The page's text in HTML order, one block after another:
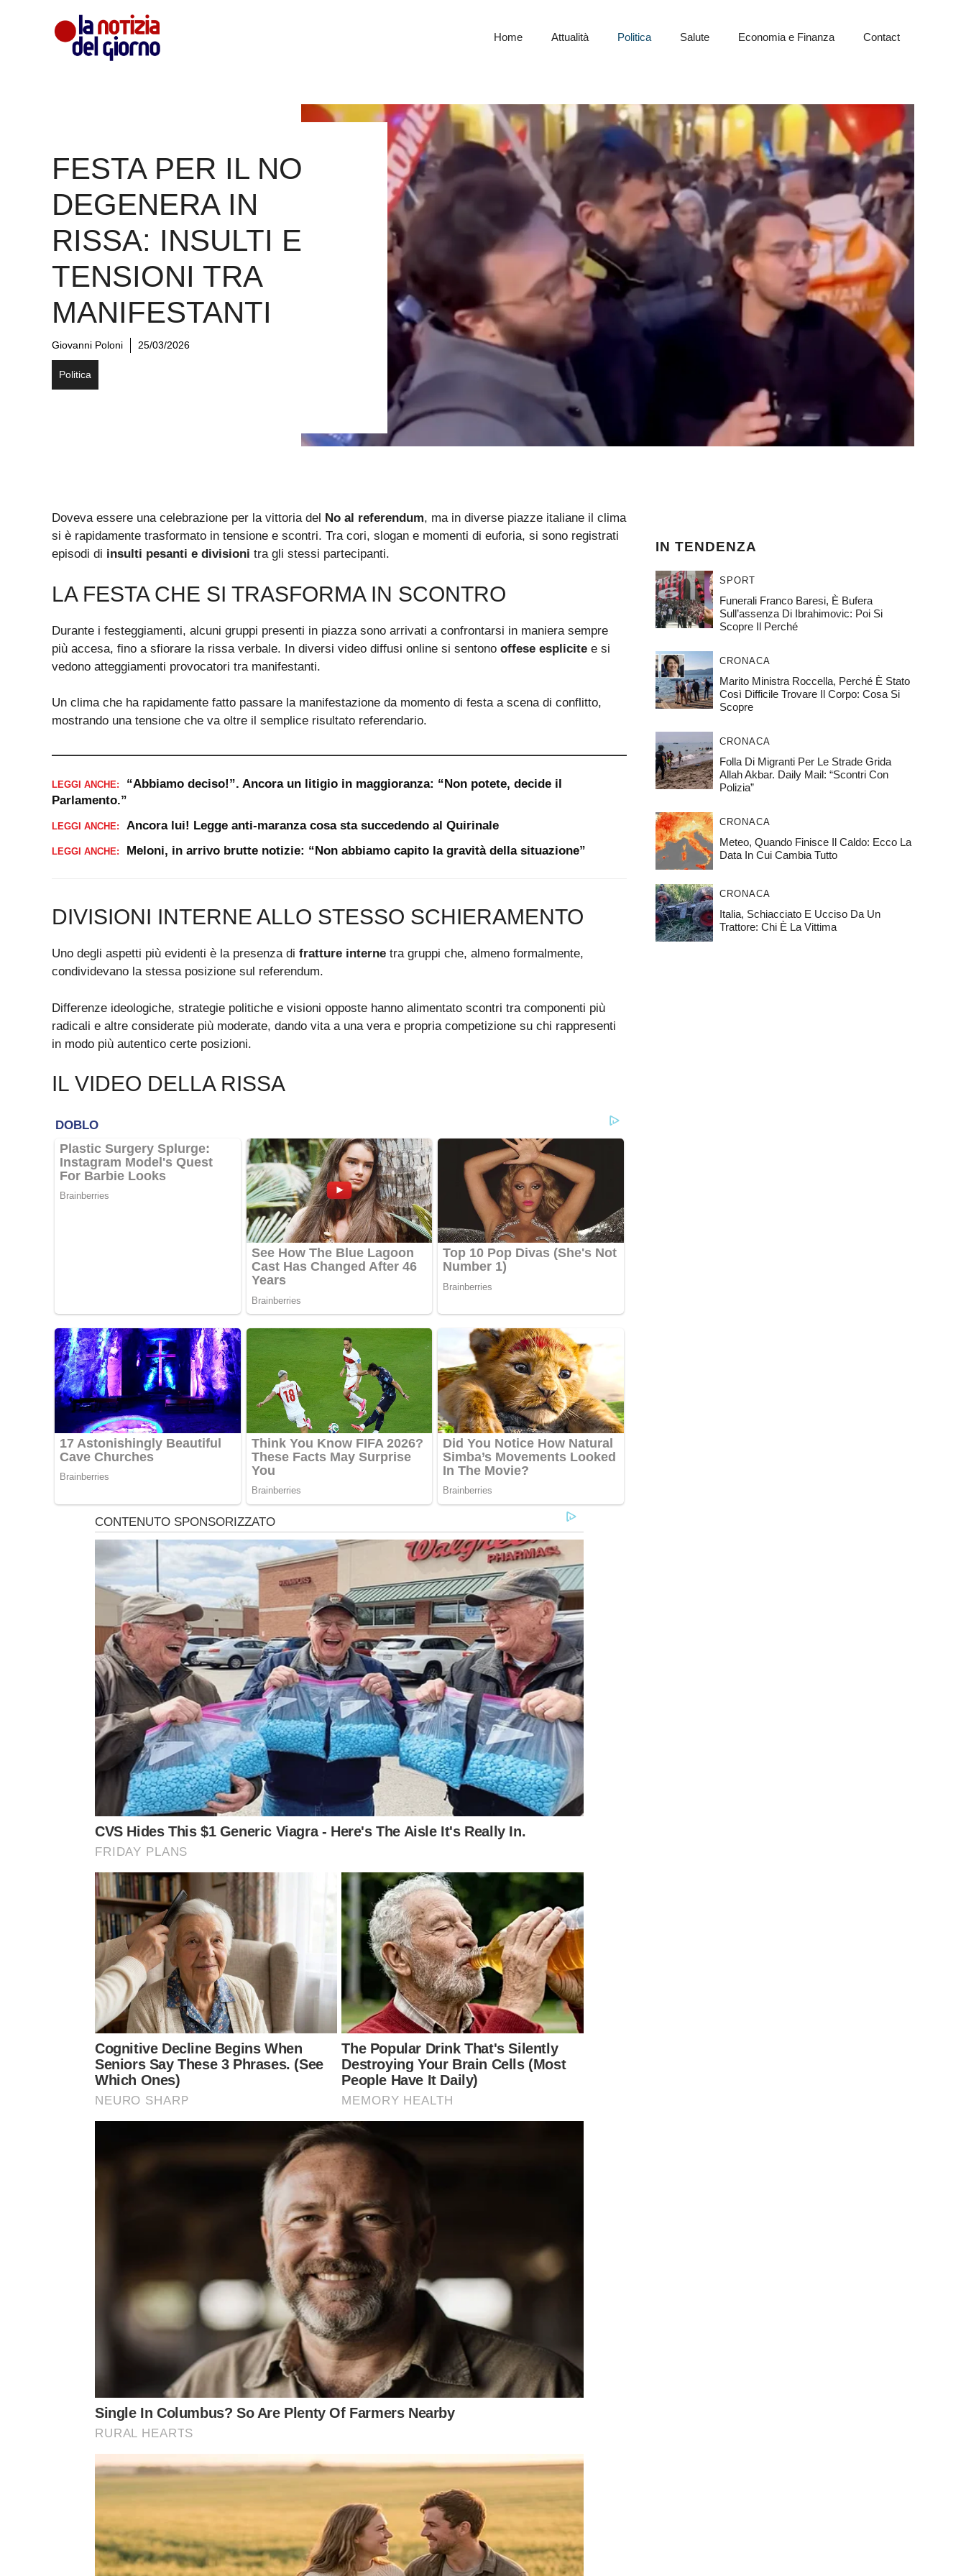
Home Attualità Politica Salute Economia e Finanza Contact
FESTA PER IL NO
DEGENERA IN
RISSA: INSULTI E
TENSIONI TRA
MANIFESTANTI
Giovanni Poloni 25/03/2026
Politica
Doveva essere una celebrazione per la vittoria del No al referendum, ma in diverse piazze italiane il clima
si è rapidamente trasformato in tensione e scontri. Tra cori, slogan e momenti di euforia, si sono registrati
episodi di insulti pesanti e divisioni tra gli stessi partecipanti.
LA FESTA CHE SI TRASFORMA IN SCONTRO
Durante i festeggiamenti, alcuni gruppi presenti in piazza sono arrivati a confrontarsi in maniera sempre
più accesa, fino a sfiorare la rissa verbale. In diversi video diffusi online si sentono offese esplicite e si
vedono atteggiamenti provocatori tra manifestanti.
Un clima che ha rapidamente fatto passare la manifestazione da momento di festa a scena di conflitto,
mostrando una tensione che va oltre il semplice risultato referendario.
LEGGI ANCHE:
“Abbiamo deciso!”. Ancora un litigio in maggioranza: “Non potete, decide il
Parlamento.”
LEGGI ANCHE: Ancora lui! Legge anti-maranza cosa sta succedendo al Quirinale
LEGGI ANCHE: Meloni, in arrivo brutte notizie: “Non abbiamo capito la gravità della situazione”
DIVISIONI INTERNE ALLO STESSO SCHIERAMENTO
Uno degli aspetti più evidenti è la presenza di fratture interne tra gruppi che, almeno formalmente,
condividevano la stessa posizione sul referendum.
Differenze ideologiche, strategie politiche e visioni opposte hanno alimentato scontri tra componenti più
radicali e altre considerate più moderate, dando vita a una vera e propria competizione su chi rappresenti
in modo più autentico certe posizioni.
IL VIDEO DELLA RISSA
IN TENDENZA
SPORT
Funerali Franco Baresi, È Bufera
Sull’assenza Di Ibrahimovic: Poi Si
Scopre Il Perché
CRONACA
Marito Ministra Roccella, Perché È Stato
Così Difficile Trovare Il Corpo: Cosa Si
Scopre
CRONACA
Folla Di Migranti Per Le Strade Grida
Allah Akbar. Daily Mail: “Scontri Con
Polizia”
CRONACA
Meteo, Quando Finisce Il Caldo: Ecco La
Data In Cui Cambia Tutto
CRONACA
Italia, Schiacciato E Ucciso Da Un
Trattore: Chi È La Vittima